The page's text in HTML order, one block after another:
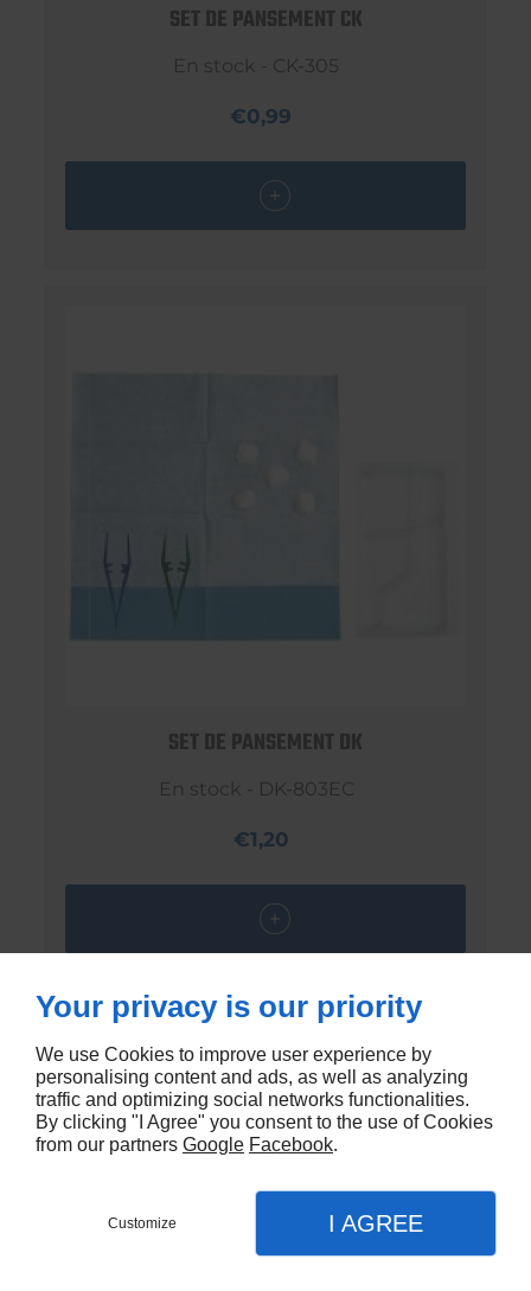
SET DE PANSEMENT CK
En stock - CK-305
€0,99
SET DE PANSEMENT DK
En stock - DK-803EC
€1,20
Your privacy is our priority
We use Cookies to improve user experience by
personalising content and ads, as well as analyzing
traffic and optimizing social networks functionalities.
By clicking "I Agree" you consent to the use of Cookies
from our partners Google Facebook.
Customize I AGREE